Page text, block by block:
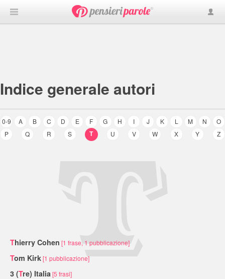
Indice generale autori
0-9 A B C D E F G H I J K L M N
O
P
Q R S T U V W X Y Z
T
Thierry Cohen [1 frase, 1 pubblicazione]
Tom Kirk[1 pubblicazione]
3 (Tre) Italia [5 frasi]